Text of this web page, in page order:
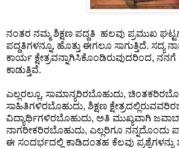
ನಂತರ ನಮ್ಮ ಶಿಕ್ಷಣ ಪದ್ದತಿ ಹಲವು ಪ್ರಮುಖ
ಪದ್ದತಿಗಳನ್ನೂ, ಹೊತ್ತು ಈಗಲೂ ಸಾಗುತ್ತಿದೆ. ಸದ್ಯ
ಕಾರ್ಯ ಕ್ಷೇತ್ರವನ್ನಾಗಿಸಿಕೊಂಡಿರುವುದರಿಂದ, ನನಗೆ
ಕಾಡುತ್ತಿವೆ.
ಎಲ್ಲರಲ್ಲೂ, ಸಾಮಾನ್ಯರಿರಬೊಹುದು,
ಸಾಹಿತಿಗಳಿರಬೊಹುದು, ಶಿಕ್ಷಣ
ವಿದ್ಯಾರ್ಥಿಗಳಿರಬೊಹುದು, ಅತಿ ಮುಖ್ಯವಾಗಿ
ನಾಗರೀಕರಿರಬೊಹುದು, ಎಲ್ಲರಿಗೂ ನನ್ನದೊಂದು
ಈ ಸಂದರ್ಭದಲ್ಲಿ ಕಾಡಿದಂತಹ ಕೆಲವು ಪ್ರಶ್ನೆಗಳನ್ನು